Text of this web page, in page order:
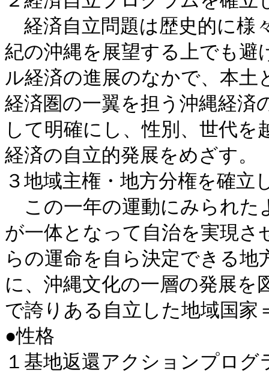
経済自立問題は歴史的に様
紀の沖縄を展望する上でも
ル経済の進展のなかで、本
経済圏の一翼を担う沖縄経済
して明確にし、性別、世代
経済の自立的発展をめざす。
３地域主権・地方分権を確立
この一年の運動にみられた
が一体となって自治を実現さ
らの運命を自ら決定できる
に、沖縄文化の一層の発展を
で誇りある自立した地域国家
●性格
１基地返還アクションプロ